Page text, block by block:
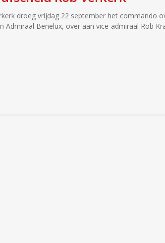
droeg vrijdag 22 september het commando
Admiraal Benelux, over aan vice-admiraal Rob